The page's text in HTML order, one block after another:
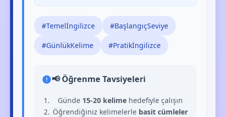
#Temelİngilizce #BaşlangıçSeviye
#GünlükKelime #Pratikİngilizce
📢 Öğrenme Tavsiyeleri
Günde 15-20 kelime hedefiyle çalışın
Öğrendiğiniz kelimelerle basit cümleler